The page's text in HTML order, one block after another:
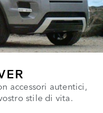
accessori autentici,
stile di vita.